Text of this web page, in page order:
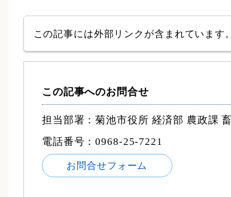
この記事には外部リンクが含まれています。
この記事へのお問合せ
担当部署：菊池市役所 経済部 農政課
電話番号：0968-25-7221
お問合せフォーム